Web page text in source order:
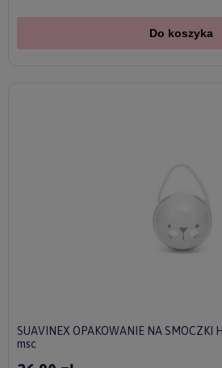
Do koszyka
SUAVINEX OPAKOWANIE NA SMOCZKI
msc